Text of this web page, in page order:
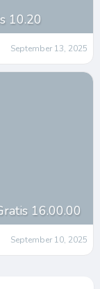
10.20
September 13, 2025
16.00.00
September 10, 2025